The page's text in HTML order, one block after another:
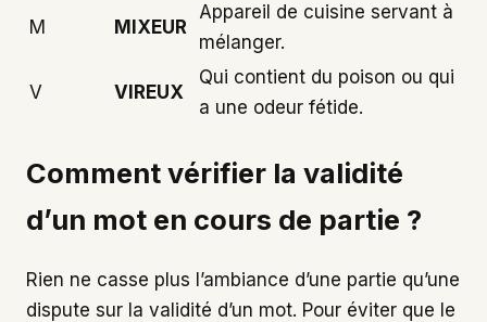
M MIXEUR
Appareil de cuisine servant à
mélanger.
V VIREUX
Qui contient du poison ou qui
a une odeur fétide.
Comment vérifier la validité
d’un mot en cours de partie ?
Rien ne casse plus l’ambiance d’une partie qu’une
dispute sur la validité d’un mot. Pour éviter que le